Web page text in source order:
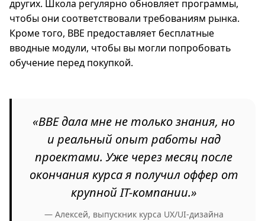
других. Школа регулярно обновляет программы,
чтобы они соответствовали требованиям рынка.
Кроме того, BBE предоставляет бесплатные
вводные модули, чтобы вы могли попробовать
обучение перед покупкой.
«BBE дала мне не только знания, но
и реальный опыт работы над
проектами. Уже через месяц после
окончания курса я получил оффер от
крупной IT-компании.»
— Алексей, выпускник курса UX/UI-дизайна